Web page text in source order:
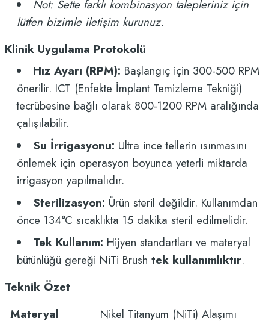
Not: Sette farklı kombinasyon talepleriniz için
lütfen bizimle iletişim kurunuz.
Klinik Uygulama Protokolü
Hız Ayarı (RPM): Başlangıç için 300-500 RPM
önerilir. ICT (Enfekte İmplant Temizleme Tekniği)
tecrübesine bağlı olarak 800-1200 RPM aralığında
çalışılabilir.
Su İrrigasyonu: Ultra ince tellerin ısınmasını
önlemek için operasyon boyunca yeterli miktarda
irrigasyon yapılmalıdır.
Sterilizasyon: Ürün steril değildir. Kullanımdan
önce 134°C sıcaklıkta 15 dakika steril edilmelidir.
Tek Kullanım: Hijyen standartları ve materyal
bütünlüğü gereği NiTi Brush tek kullanımlıktır.
Teknik Özet
Materyal
Nikel Titanyum (NiTi) Alaşımı